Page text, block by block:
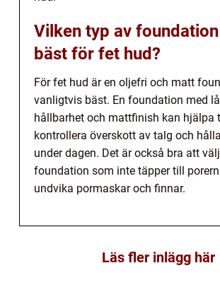
Vilken typ av
bäst för fet hud?
För fet hud är en oljefri och matt
vanligtvis bäst. En foundation med
hållbarhet och mattfinish kan hjälpa
kontrollera överskott av talg och
under dagen. Det är också bra att
foundation som inte täpper till
undvika pormaskar och finnar.
Läs fler inlägg här